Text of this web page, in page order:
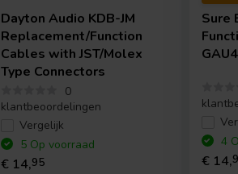
Dayton Audio KDB-JM
Replacement/Function
Cables with JST/Molex
Type Connectors
0
klantbeoordelingen
Vergelijk
5 Op voorraad
€ 14,95
Sure
GAU4
4
€ 14,